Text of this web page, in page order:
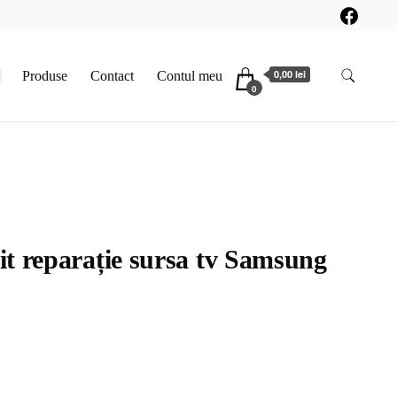
Produse Contact Contul meu
0
0,00 lei
reparație sursa tv Samsung